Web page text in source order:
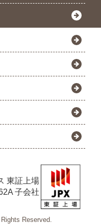
東証上場
子会社
Reserved.